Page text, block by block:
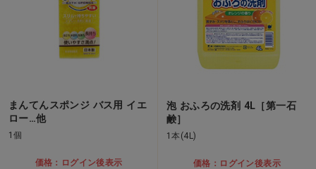
まんてんスポンジ バス用 イエ
ロー…他
1個
価格：ログイン後表示
泡 おふろの洗剤 4L［第一石
鹸］
1本(4L)
価格：ログイン後表示